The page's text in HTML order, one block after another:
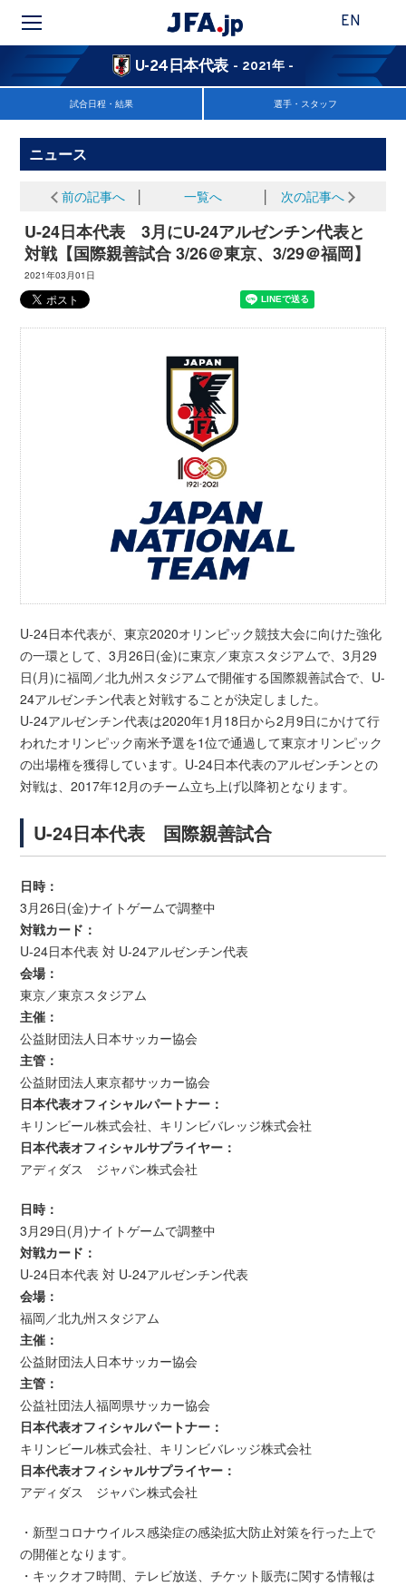
EN
U-24日本代表 - 2021年 -
試合日程・結果 選手・スタッフ
ニュース
前の記事へ 一覧へ 次の記事へ
U-24日本代表 3月にU-24アルゼンチン代表と
対戦【国際親善試合 3/26＠東京、3/29＠福岡】
2021年03月01日
U-24日本代表が、東京2020オリンピック競技大会に向けた強化
の一環として、3月26日(金)に東京／東京スタジアムで、3月29
日(月)に福岡／北九州スタジアムで開催する国際親善試合で、U-
24アルゼンチン代表と対戦することが決定しました。
U-24アルゼンチン代表は2020年1月18日から2月9日にかけて行
われたオリンピック南米予選を1位で通過して東京オリンピック
の出場権を獲得しています。U-24日本代表のアルゼンチンとの
対戦は、2017年12月のチーム立ち上げ以降初となります。
U-24日本代表 国際親善試合
日時：
3月26日(金)ナイトゲームで調整中
対戦カード：
U-24日本代表 対 U-24アルゼンチン代表
会場：
東京／東京スタジアム
主催：
公益財団法人日本サッカー協会
主管：
公益財団法人東京都サッカー協会
日本代表オフィシャルパートナー：
キリンビール株式会社、キリンビバレッジ株式会社
日本代表オフィシャルサプライヤー：
アディダス ジャパン株式会社
日時：
3月29日(月)ナイトゲームで調整中
対戦カード：
U-24日本代表 対 U-24アルゼンチン代表
会場：
福岡／北九州スタジアム
主催：
公益財団法人日本サッカー協会
主管：
公益社団法人福岡県サッカー協会
日本代表オフィシャルパートナー：
キリンビール株式会社、キリンビバレッジ株式会社
日本代表オフィシャルサプライヤー：
アディダス ジャパン株式会社
・新型コロナウイルス感染症の感染拡大防止対策を行った上で
の開催となります。
・キックオフ時間、テレビ放送、チケット販売に関する情報は